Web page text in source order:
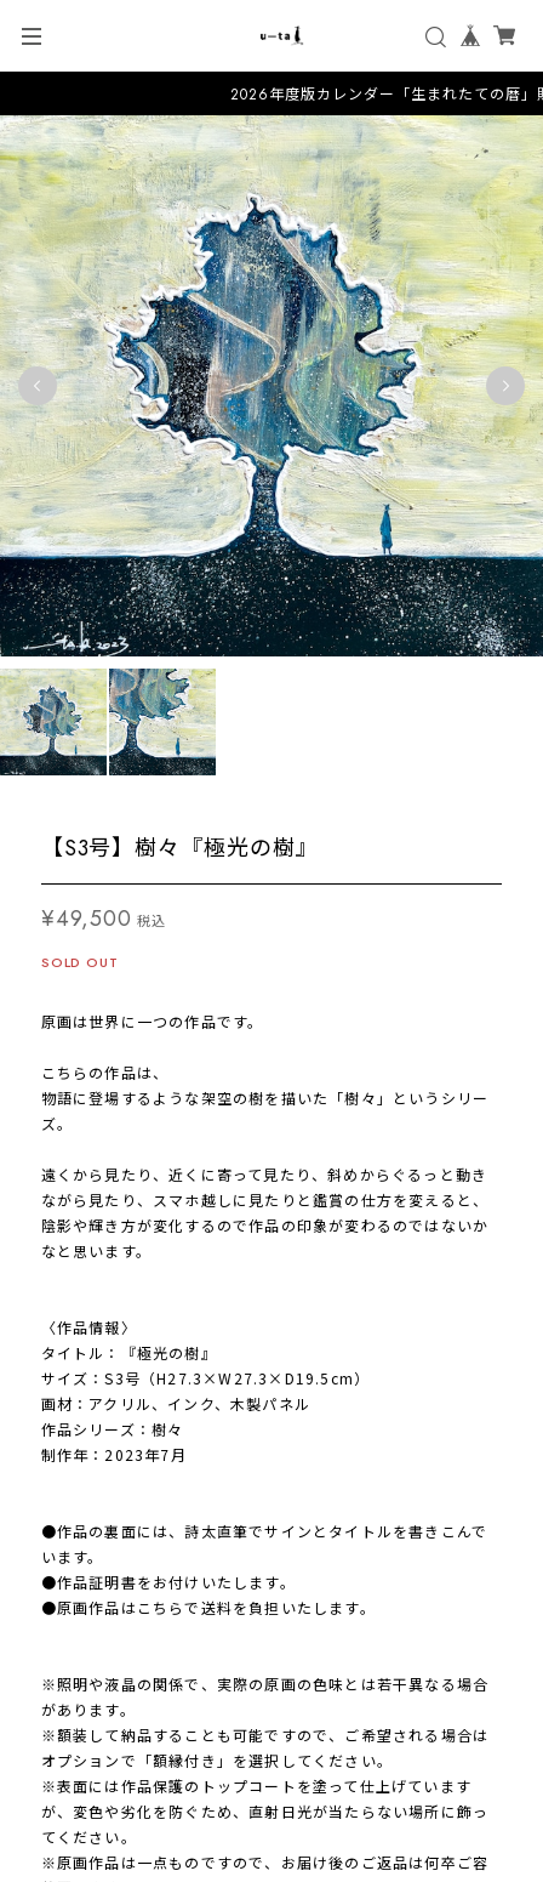
2026年度版カレンダー「生まれたての暦」販
【S3号】樹々『極光の樹』
¥49,500 税込
SOLD OUT
原画は世界に一つの作品です。
こちらの作品は、
物語に登場するような架空の樹を描いた「樹々」というシリー
ズ。
遠くから見たり、近くに寄って見たり、斜めからぐるっと動き
ながら見たり、スマホ越しに見たりと鑑賞の仕方を変えると、
陰影や輝き方が変化するので作品の印象が変わるのではないか
なと思います。
〈作品情報〉
タイトル：『極光の樹』
サイズ：S3号（H27.3×W27.3×D19.5cm）
画材：アクリル、インク、木製パネル
作品シリーズ：樹々
制作年：2023年7月
●作品の裏面には、詩太直筆でサインとタイトルを書きこんで
います。
●作品証明書をお付けいたします。
●原画作品はこちらで送料を負担いたします。
※照明や液晶の関係で、実際の原画の色味とは若干異なる場合
があります。
※額装して納品することも可能ですので、ご希望される場合は
オプションで「額縁付き」を選択してください。
※表面には作品保護のトップコートを塗って仕上げています
が、変色や劣化を防ぐため、直射日光が当たらない場所に飾っ
てください。
※原画作品は一点ものですので、お届け後のご返品は何卒ご容